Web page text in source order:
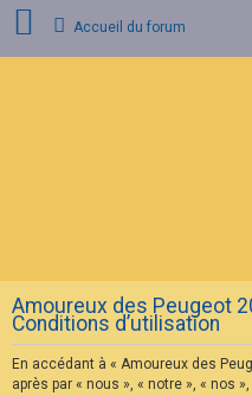
I
n
s
c
r
Accueil du forum
Amoureux des Peugeot
Conditions d’utilisation
En accédant à « Amoureux des
après par « nous », « notre », « nos